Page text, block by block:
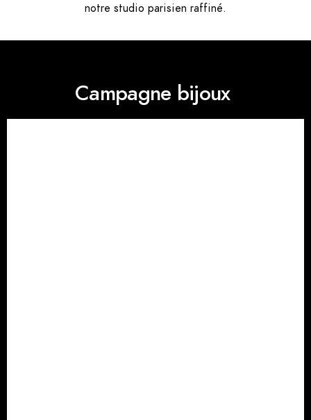
notre studio parisien raffiné.
Campagne bijoux ​